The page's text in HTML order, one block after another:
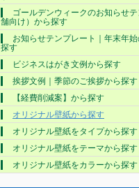
ゴールデンウィークのお知らせ
舗向け）から探す
お知らせテンプレート｜年末年
探す
ビジネスはがき文例から探す
挨拶文例｜季節のご挨拶から探す
【経費削減案】から探す
オリジナル壁紙から探す
オリジナル壁紙をタイプから探す
オリジナル壁紙をテーマから探す
オリジナル壁紙をカラーから探す